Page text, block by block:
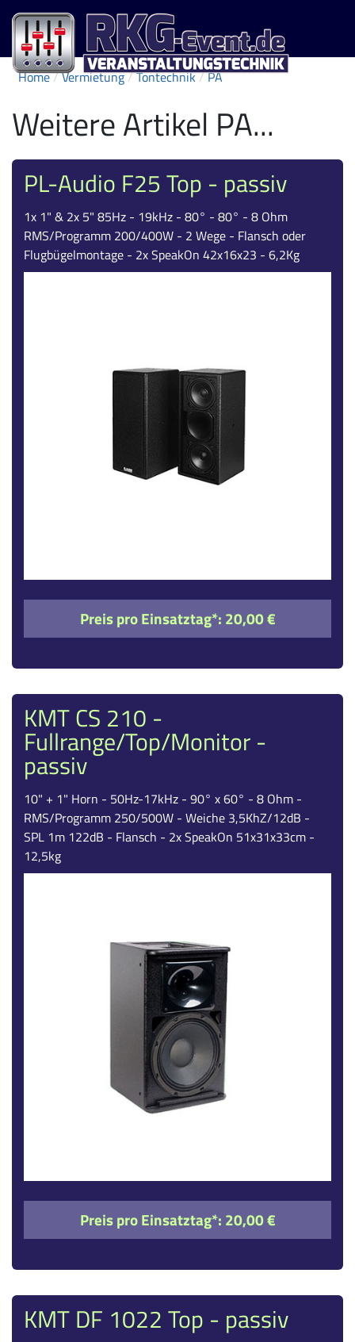
Home Vermietung Tontechnik PA
Weitere Artikel PA...
PL-Audio F25 Top - passiv
1x 1" & 2x 5" 85Hz - 19kHz - 80° - 80° - 8 Ohm
RMS/Programm 200/400W - 2 Wege - Flansch oder
Flugbügelmontage - 2x SpeakOn 42x16x23 - 6,2Kg
Preis pro Einsatztag*: 20,00 €
KMT CS 210 -
Fullrange/Top/Monitor -
passiv
10" + 1" Horn - 50Hz-17kHz - 90° x 60° - 8 Ohm -
RMS/Programm 250/500W - Weiche 3,5KhZ/12dB -
SPL 1m 122dB - Flansch - 2x SpeakOn 51x31x33cm -
12,5kg
Preis pro Einsatztag*: 20,00 €
KMT DF 1022 Top - passiv